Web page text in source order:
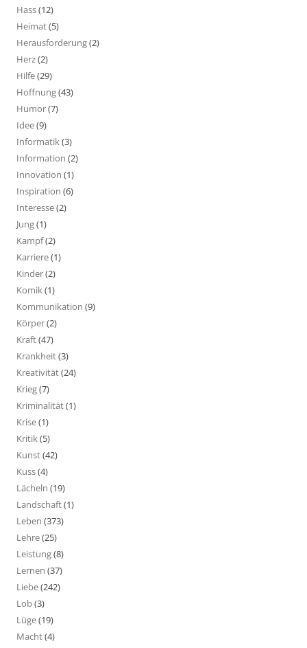
Hass(12)
Heimat(5)
Herausforderung(2)
Herz(2)
Hilfe(29)
Hoffnung(43)
Humor(7)
Idee(9)
Informatik(3)
Information (2)
Innovation (1)
Inspiration (6)
Interesse(2)
Jung(1)
Kampf(2)
Karriere(1)
Kinder(2)
Komik(1)
Kommunikation (9)
Körper(2)
Kraft(47)
Krankheit(3)
Kreativität(24)
Krieg(7)
Kriminalität(1)
Krise(1)
Kritik(5)
Kunst(42)
Kuss(4)
Lächeln (19)
Landschaft(1)
Leben (373)
Lehre(25)
Leistung(8)
Lernen (37)
Liebe(242)
Lob(3)
Lüge(19)
Macht(4)